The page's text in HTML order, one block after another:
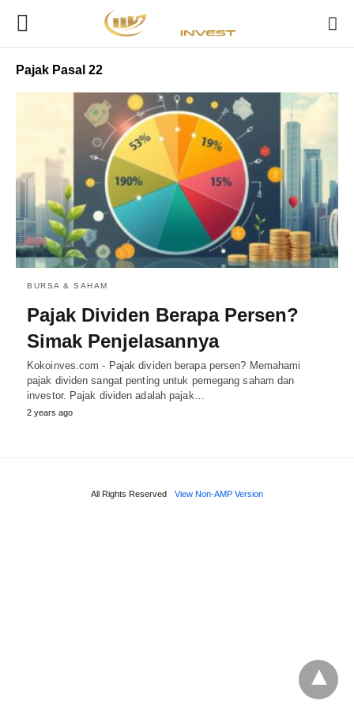
Pajak Pasal 22
BURSA & SAHAM
Pajak Dividen Berapa Persen?
Simak Penjelasannya
Kokoinves.com - Pajak dividen berapa persen? Memahami
pajak dividen sangat penting untuk pemegang saham dan
investor. Pajak dividen adalah pajak…
2 years ago
All Rights Reserved View Non-AMP Version